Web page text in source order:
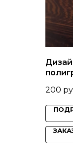
200